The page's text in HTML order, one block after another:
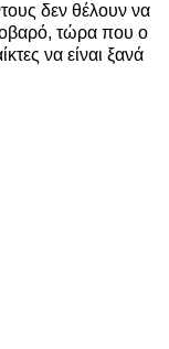
δεν θέλουν να
τώρα που ο
να είναι ξανά